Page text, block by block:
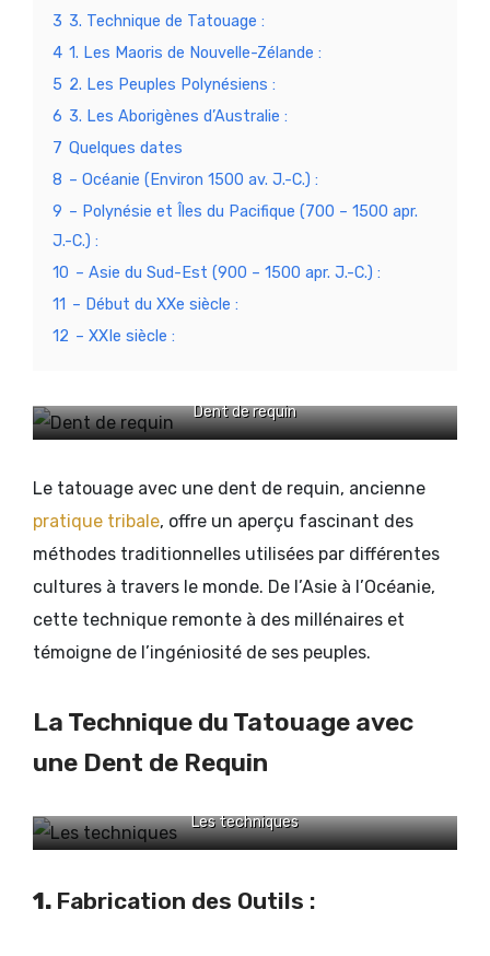
3 3. Technique de Tatouage :
4 1. Les Maoris de Nouvelle-Zélande :
5 2. Les Peuples Polynésiens :
6 3. Les Aborigènes d’Australie :
7 Quelques dates
8 – Océanie (Environ 1500 av. J.-C.) :
9 – Polynésie et Îles du Pacifique (700 – 1500 apr.
J.-C.) :
10 – Asie du Sud-Est (900 – 1500 apr. J.-C.) :
11 – Début du XXe siècle :
12 – XXIe siècle :
Dent de requin
Le tatouage avec une dent de requin, ancienne
pratique tribale, offre un aperçu fascinant des
méthodes traditionnelles utilisées par différentes
cultures à travers le monde. De l’Asie à l’Océanie,
cette technique remonte à des millénaires et
témoigne de l’ingéniosité de ses peuples.
La Technique du Tatouage avec
une Dent de Requin
Les techniques
1. Fabrication des Outils :